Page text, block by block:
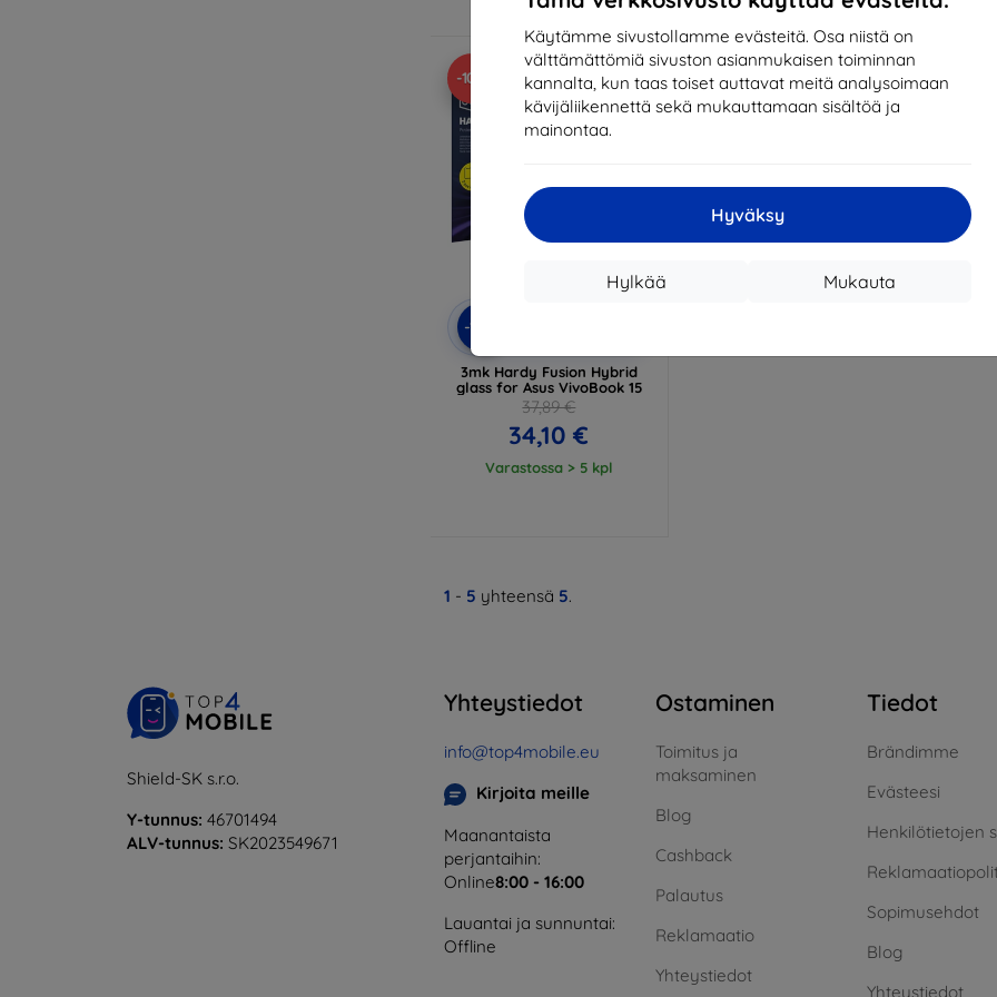
Käytämme sivustollamme evästeitä. Osa niistä on
välttämättömiä sivuston asianmukaisen toiminnan
kannalta, kun taas toiset auttavat meitä analysoimaan
kävijäliikennettä sekä mukauttamaan sisältöä ja
mainontaa.
Hyväksy
Mukauta
Hylkää
Varastossa > 5 kpl Varastossa > 5 kpl
-10%
-10%
3mk Hardy Fusion Hybrid
glass for Asus VivoBook 15
37,89 €
34,10 €
Varastossa > 5 kpl
1 - 5 yhteensä 5.
Shield-SK s.r.o.
Y-tunnus: 46701494
ALV-tunnus: SK2023549671
Yhteystiedot
info@top4mobile.eu
Kirjoita meille
Maanantaista
perjantaihin:
Online8:00 - 16:00
Lauantai ja sunnuntai:
Offline
Ostaminen
Toimitus ja
maksaminen
Blog
Cashback
Palautus
Reklamaatio
Yhteystiedot
Tiedot
Brändimme
Evästeesi
Henkilötietojen
Sopimusehdot
Blog
Yhteystiedot